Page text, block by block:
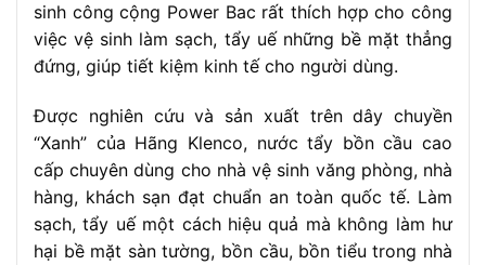
sinh công cộng Power Bac rất thích hợp cho công
việc vệ sinh làm sạch, tẩy uế những bề mặt thẳng
đứng, giúp tiết kiệm kinh tế cho người dùng.
Được nghiên cứu và sản xuất trên dây chuyền
“Xanh” của Hãng Klenco, nước tẩy bồn cầu cao
cấp chuyên dùng cho nhà vệ sinh văng phòng, nhà
hàng, khách sạn đạt chuẩn an toàn quốc tế. Làm
sạch, tẩy uế một cách hiệu quả mà không làm hư
hại bề mặt sàn tường, bồn cầu, bồn tiểu trong nhà